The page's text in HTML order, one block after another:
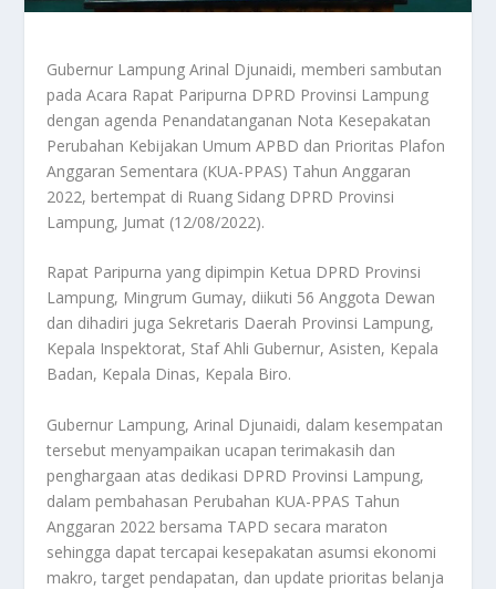
Gubernur Lampung Arinal Djunaidi, memberi sambutan
pada Acara Rapat Paripurna DPRD Provinsi Lampung
dengan agenda Penandatanganan Nota Kesepakatan
Perubahan Kebijakan Umum APBD dan Prioritas Plafon
Anggaran Sementara (KUA-PPAS) Tahun Anggaran
2022, bertempat di Ruang Sidang DPRD Provinsi
Lampung, Jumat (12/08/2022).
Rapat Paripurna yang dipimpin Ketua DPRD Provinsi
Lampung, Mingrum Gumay, diikuti 56 Anggota Dewan
dan dihadiri juga Sekretaris Daerah Provinsi Lampung,
Kepala Inspektorat, Staf Ahli Gubernur, Asisten, Kepala
Badan, Kepala Dinas, Kepala Biro.
Gubernur Lampung, Arinal Djunaidi, dalam kesempatan
tersebut menyampaikan ucapan terimakasih dan
penghargaan atas dedikasi DPRD Provinsi Lampung,
dalam pembahasan Perubahan KUA-PPAS Tahun
Anggaran 2022 bersama TAPD secara maraton
sehingga dapat tercapai kesepakatan asumsi ekonomi
makro, target pendapatan, dan update prioritas belanja